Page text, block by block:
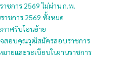
าชการ 2569 ไม่ผ่าน ก.พ.
าชการ 2569 ทั้งหมด
าศรับโอนย้าย
สอบคุณวุฒิสมัครสอบราชการ
มายและระเบียบในงานราชการ